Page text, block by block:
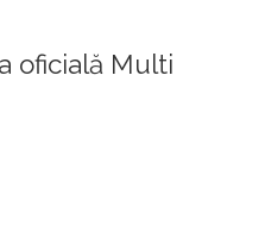
oficială Multi